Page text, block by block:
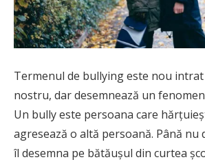
Termenul de bullying este nou
nostru, dar desemnează un
Un bully este persoana care
agresează o altă persoană. Până nu
îl desemna pe bătăușul din curtea